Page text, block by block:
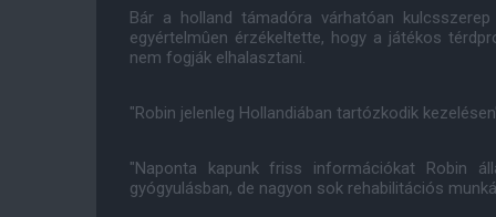
Bár a holland támadóra várhatóan
egyértelmûen érzékeltette, hogy a játékos
nem fogják elhalasztani.
"Robin jelenleg Hollandiában tartózkodik
"Naponta kapunk friss információkat Robin
gyógyulásban, de nagyon sok rehabilitációs